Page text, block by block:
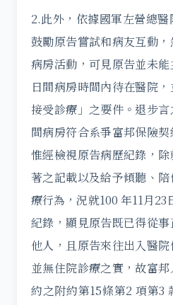
2.此外，依據國軍左營總
鼓勵原告嘗試和病友互動
病房活動，可見原告並未
日間病房時間內待在醫院
接受診療」之要件。退步
間病房符合系爭富邦保險契
惟經檢視原告病歷紀錄，
著之記載以及給予傾聽、
療行為，況就100 年11月23
紀錄，顯見原告既已得從
他人，且原告來往出入醫院
並無住院診療之實，故富
約之附約第15條第2 項第3